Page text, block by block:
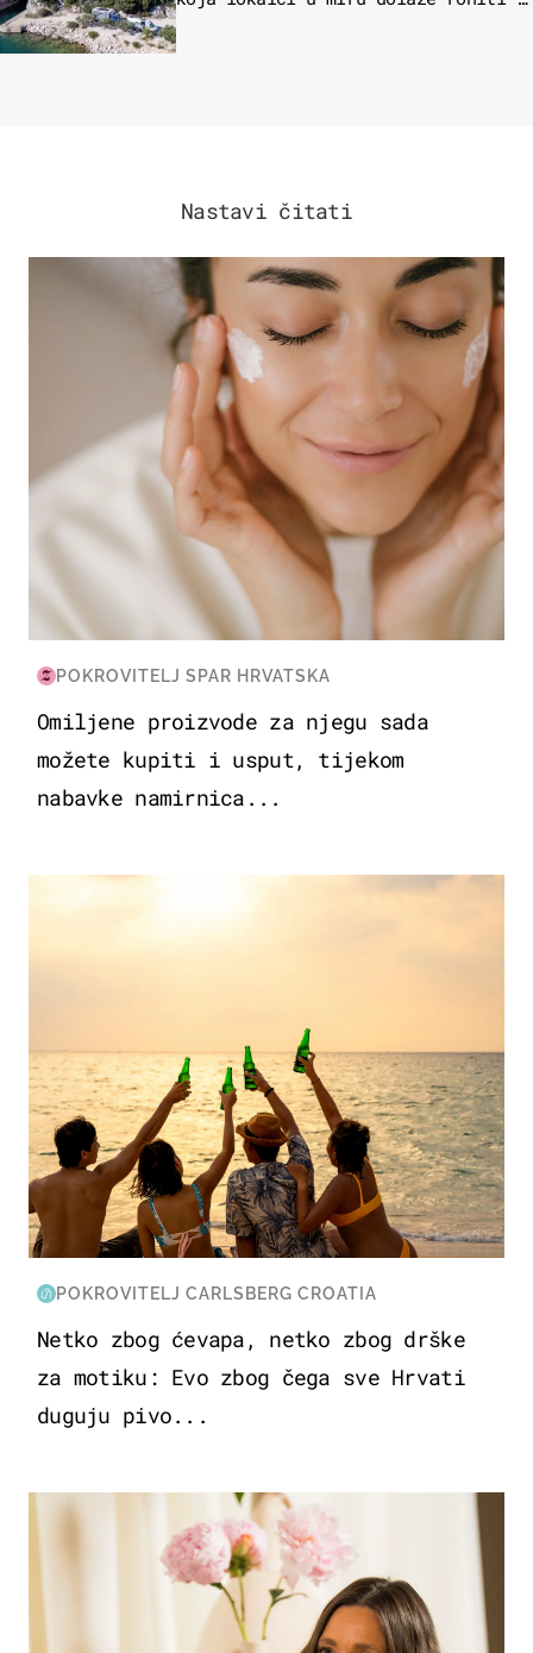
Nastavi čitati
MODA & LJEPOTA
POKROVITELJ SPAR HRVATSKA
Omiljene proizvode za njegu sada
možete kupiti i usput, tijekom
nabavke namirnica...
POKROVITELJ CARLSBERG CROATIA
Netko zbog ćevapa, netko zbog drške
za motiku: Evo zbog čega sve Hrvati
duguju pivo...
MODA & LJEPOTA